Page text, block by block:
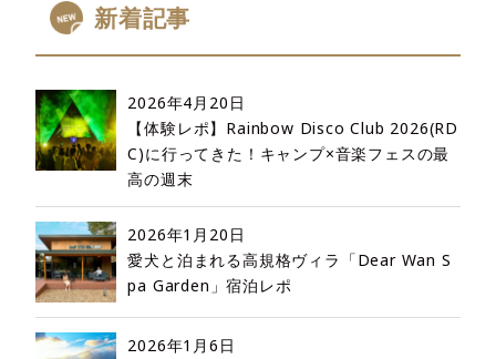
新着記事
2026年4月20日
【体験レポ】Rainbow Disco Club 2026(RD
C)に行ってきた！キャンプ×音楽フェスの最
高の週末
2026年1月20日
愛犬と泊まれる高規格ヴィラ「Dear Wan S
pa Garden」宿泊レポ
2026年1月6日